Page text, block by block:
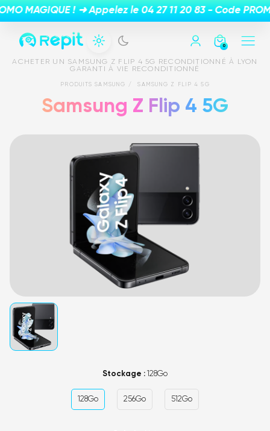
0
ACHETER UN SAMSUNG Z FLIP 4 5G RECONDITIONNÉ À LYON
GARANTI À VIE RECONDITIONNÉ
PRODUITS SAMSUNG SAMSUNG Z FLIP 4 5G
Samsung Z Flip 4 5G
Stockage : 128Go
128Go 256Go 512Go